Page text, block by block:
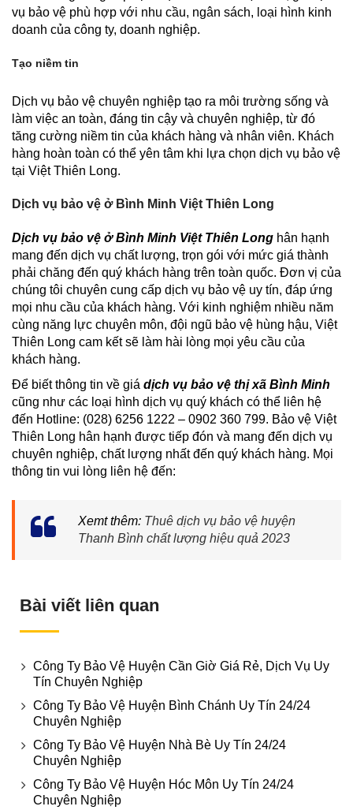
vụ bảo vệ phù hợp với nhu cầu, ngân sách, loại hình kinh
doanh của công ty, doanh nghiệp.
Tạo niềm tin
Dịch vụ bảo vệ chuyên nghiệp tạo ra môi trường sống và
làm việc an toàn, đáng tin cậy và chuyên nghiệp, từ đó
tăng cường niềm tin của khách hàng và nhân viên. Khách
hàng hoàn toàn có thể yên tâm khi lựa chọn dịch vụ bảo vệ
tại Việt Thiên Long.
Dịch vụ bảo vệ ở Bình Minh Việt Thiên Long
Dịch vụ bảo vệ ở Bình Minh Việt Thiên Long hân hạnh
mang đến dịch vụ chất lượng, trọn gói với mức giá thành
phải chăng đến quý khách hàng trên toàn quốc. Đơn vị của
chúng tôi chuyên cung cấp dịch vụ bảo vệ uy tín, đáp ứng
mọi nhu cầu của khách hàng. Với kinh nghiệm nhiều năm
cùng năng lực chuyên môn, đội ngũ bảo vệ hùng hậu, Việt
Thiên Long cam kết sẽ làm hài lòng mọi yêu cầu của
khách hàng.
Để biết thông tin về giá dịch vụ bảo vệ thị xã Bình Minh
cũng như các loại hình dịch vụ quý khách có thể liên hệ
đến Hotline: (028) 6256 1222 – 0902 360 799. Bảo vệ Việt
Thiên Long hân hạnh được tiếp đón và mang đến dịch vụ
chuyên nghiệp, chất lượng nhất đến quý khách hàng. Mọi
thông tin vui lòng liên hệ đến:
Xemt thêm: Thuê dịch vụ bảo vệ huyện
Thanh Bình chất lượng hiệu quả 2023
Bài viết liên quan
Công Ty Bảo Vệ Huyện Cần Giờ Giá Rẻ, Dịch Vụ Uy
Tín Chuyên Nghiệp
Công Ty Bảo Vệ Huyện Bình Chánh Uy Tín 24/24
Chuyên Nghiệp
Công Ty Bảo Vệ Huyện Nhà Bè Uy Tín 24/24
Chuyên Nghiệp
Công Ty Bảo Vệ Huyện Hóc Môn Uy Tín 24/24
Chuyên Nghiệp